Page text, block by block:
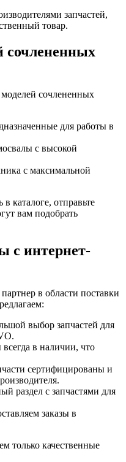
запчастей,
товар.
сочлененных
сочлененных
для работы в
с высокой
с максимальной
каталоге, отправьте
вам подобрать
с интернет-
в области поставки
выбор запчастей для
в наличии, что
сертифицированы и
раздел с запчастями для
заказы в
только качественные